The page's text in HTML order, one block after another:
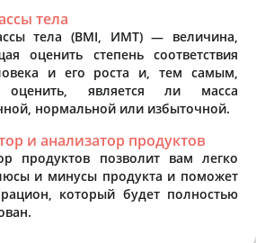
тела
тела (BMI, ИМТ) — величина,
оценить степень соответствия
и его роста и, тем самым,
оценить, является ли масса
нормальной или избыточной.
и анализатор продуктов
продуктов позволит вам легко
и минусы продукта и поможет
рацион, который будет полностью